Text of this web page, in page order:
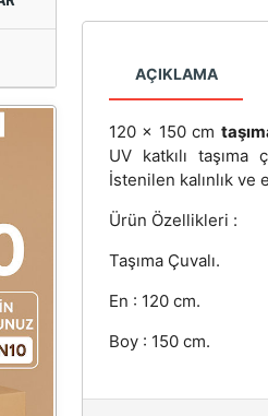
AÇIKLAMA
120 x 150 cm
UV katkılı taşıma
İstenilen kalınlık ve
Ürün Özellikleri :
Taşıma Çuvalı.
En : 120 cm.
Boy : 150 cm.